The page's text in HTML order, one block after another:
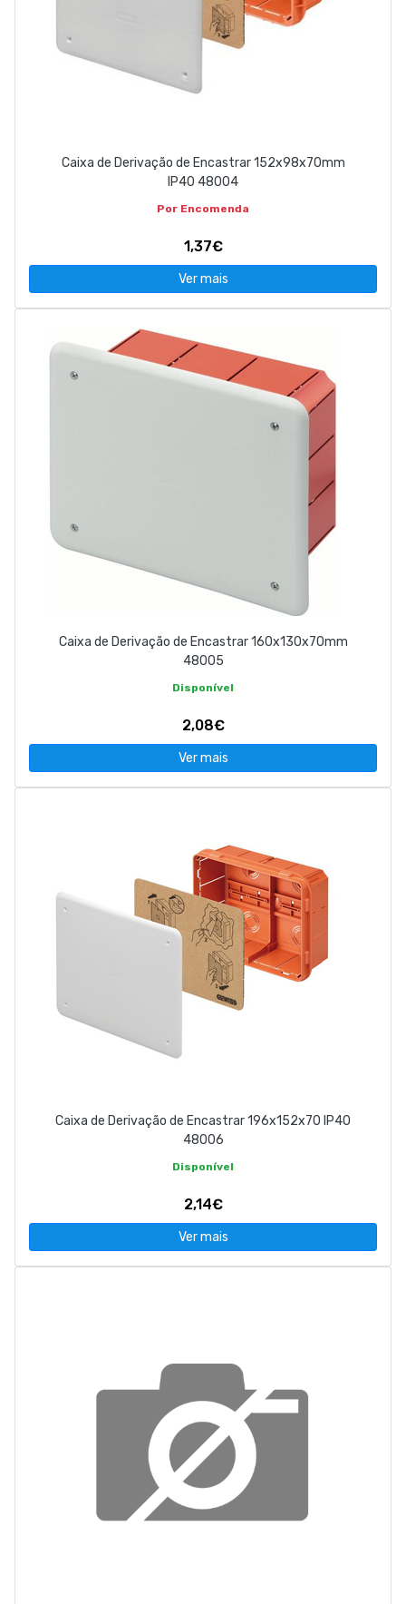
Caixa de Derivação de Encastrar 152x98x70mm
IP40 48004
Por Encomenda
1,37€
Ver mais
Caixa de Derivação de Encastrar 160x130x70mm
48005
Disponível
2,08€
Ver mais
Caixa de Derivação de Encastrar 196x152x70 IP40
48006
Disponível
2,14€
Ver mais